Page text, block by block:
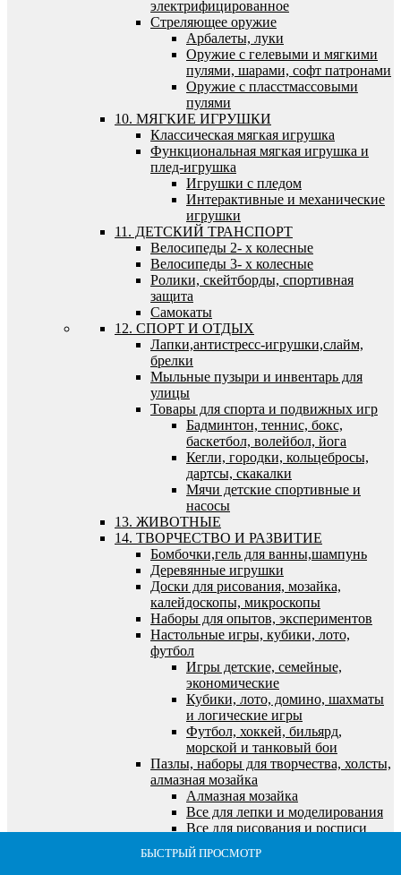
БЫСТРЫЙ ПРОСМОТР
БЫСТРЫЙ ПРОСМОТР
БЫСТРЫЙ ПРОСМОТР
БЫСТРЫЙ ПРОСМОТР
БЫСТРЫЙ ПРОСМОТР
электрифицированное
Стреляющее оружие
Арбалеты, луки
Оружие с гелевыми и мягкими
пулями, шарами, софт патронами
Оружие с пласстмассовыми
пулями
10. МЯГКИЕ ИГРУШКИ
Классическая мягкая игрушка
Функциональная мягкая игрушка и
плед-игрушка
Игрушки с пледом
Интерактивные и механические
игрушки
11. ДЕТСКИЙ ТРАНСПОРТ
Велосипеды 2- х колесные
Велосипеды 3- х колесные
Ролики, скейтборды, спортивная
защита
Самокаты
12. СПОРТ И ОТДЫХ
Лапки,антистресс-игрушки,слайм,
брелки
Мыльные пузыри и инвентарь для
улицы
Товары для спорта и подвижных игр
Бадминтон, теннис, бокс,
баскетбол, волейбол, йога
Кегли, городки, кольцебросы,
дартсы, скакалки
Мячи детские спортивные и
насосы
13. ЖИВОТНЫЕ
14. ТВОРЧЕСТВО И РАЗВИТИЕ
Бомбочки,гель для ванны,шампунь
Деревянные игрушки
Доски для рисования, мозайка,
калейдоскопы, микроскопы
Наборы для опытов, экспериментов
Настольные игры, кубики, лото,
футбол
Игры детские, семейные,
экономические
Кубики, лото, домино, шахматы
и логические игры
Футбол, хоккей, бильярд,
морской и танковый бои
Пазлы, наборы для творчества, холсты,
алмазная мозайка
Алмазная мозайка
Все для лепки и моделирования
Все для рисования и росписи
Выжигание по дереву
Пазлы